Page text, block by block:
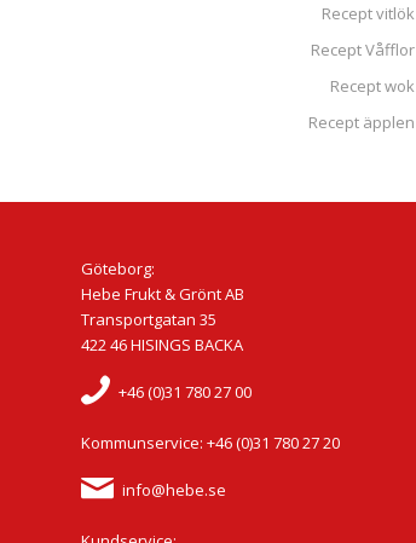
Recept vitlök
Recept Våfflor
Recept wok
Recept äpplen
Göteborg:
Hebe Frukt & Grönt AB
Transportgatan 35
422 46 HISINGS BACKA
+46 (0)31 780 27 00
Kommunservice: +46 (0)31 780 27 20
info@hebe.se